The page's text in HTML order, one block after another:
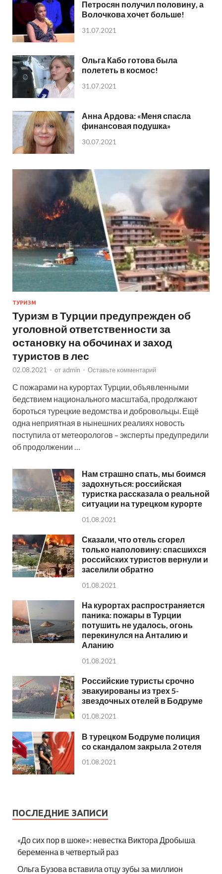
Петросян получил половину, а
Волочкова хочет больше!
31.07.2021
Ольга Кабо готова была
полететь в космос!
31.07.2021
Анна Ардова: «Меня спасла
финансовая подушка»
30.07.2021
ТУРИЗМ
Туризм в Турции предупрежден об
уголовной ответственности за
остановку на обочинах и заход
туристов в лес
02.08.2021 - от admin - Оставьте комментарий
С пожарами на курортах Турции, объявленными
бедствием национального масштаба, продолжают
бороться турецкие ведомства и добровольцы. Ещё
одна неприятная в нынешних реалиях новость
поступила от метеорологов – эксперты предупредили
об продолжении …
Нам страшно спать, мы боимся
задохнуться: российская
туристка рассказала о реальной
ситуации на турецком курорте
01.08.2021
Сказали, что отель сгорел
только наполовину: спасшихся
российских туристов вернули и
заселили обратно
01.08.2021
На курортах распространяется
паника: пожары в Турции
потушить не удалось, огонь
перекинулся на Анталию и
Аланию
01.08.2021
Российские туристы срочно
эвакуированы из трех 5-
звездочных отелей в Бодруме
01.08.2021
В турецком Бодруме полиция
со скандалом закрыла 2 отеля
01.08.2021
ПОСЛЕДНИЕ ЗАПИСИ
«До сих пор в шоке»: невестка Виктора Дробыша
беременна в четвертый раз
Ольга Бузова вставила отцу зубы за миллион